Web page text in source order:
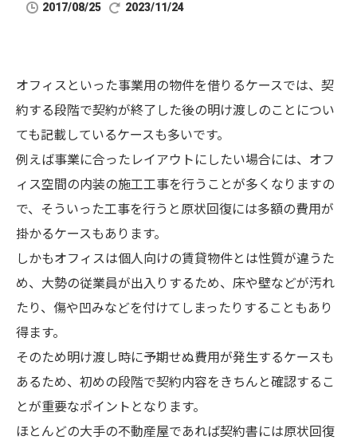
2017/08/25 2023/11/24
オフィスといった事業用の物件を借りるケースでは、契
約する段階で契約が終了した後の明け渡しのことについ
ても記載しているケースも多いです。
例えば事業に合ったレイアウトにしたい場合には、オフ
ィス空間の内装の施工工事を行うことが多くなりますの
で、そういった工事を行うと原状回復には多額の費用が
掛かるケースもあります。
しかもオフィスは個人向けの賃貸物件とは性質が違うた
め、大勢の従業員が出入りするため、床や壁などが汚れ
たり、傷や凹みなどを付けてしまったりすることもあり
得ます。
そのため明け渡し時に予期せぬ費用が発生するケースも
あるため、初めの段階で契約内容をきちんと確認するこ
とが重要なポイントとなります。
ほとんどの大手の不動産屋であれば契約書には原状回復